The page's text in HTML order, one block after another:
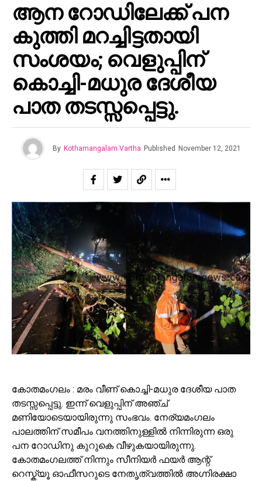
ആന റോഡിലേക്ക് പന
കുത്തി മറച്ചിട്ടതായി
സംശയം; വെളുപ്പിന്
കൊച്ചി-മധുര ദേശീയ
പാത തടസ്സപ്പെട്ടു.
By Kothamangalam Vartha Published November 12, 2021
കോതമംഗലം : മരം വീണ് കൊച്ചി-മധുര ദേശീയ പാത
തടസ്സപ്പെട്ടു. ഇന്ന് വെളുപ്പിന് അഞ്ച്
മണിയോടെയായിരുന്നു സംഭവം. നേര്യമംഗലം
പാലത്തിന് സമീപം വനത്തിനുള്ളിൽ നിന്നിരുന്ന ഒരു
പന റോഡിനു കുറുകെ വീഴുകയായിരുന്നു.
കോതമംഗലത്ത് നിന്നും സീനിയർ ഫയർ ആന്റ്
റെസ്ക്യൂ ഓഫീസറുടെ നേതൃത്വത്തിൽ അഗ്നിരക്ഷാ